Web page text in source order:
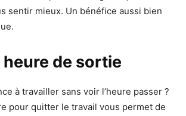
sentir mieux. Un bénéfice aussi bien
heure de sortie
à travailler sans voir l’heure passer ?
pour quitter le travail vous permet de